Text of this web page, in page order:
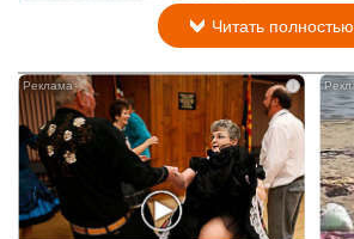
Читать полностью